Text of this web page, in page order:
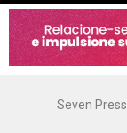
Seven Press